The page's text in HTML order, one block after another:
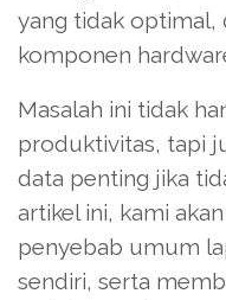
yang tidak optimal,
komponen
Masalah ini tidak
produktivitas, tapi
data penting jika
artikel ini, kami
penyebab umum
sendiri, serta